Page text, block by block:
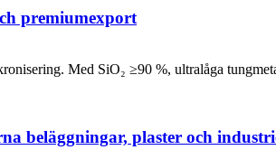
premiumexport
Med SiO₂ ≥90 %, ultralåga
beläggningar, plaster och